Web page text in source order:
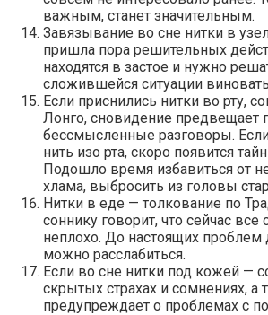
важным, станет значительным.
Завязывание во сне нитки в
пришла пора решительных
находятся в застое и нужно
сложившейся ситуации
Если приснились нитки во рту,
Лонго, сновидение предвещает
бессмысленные разговоры.
нить изо рта, скоро появится
Подошло время избавиться от
хлама, выбросить из головы
Нитки в еде — толкование по
соннику говорит, что сейчас все
неплохо. До настоящих проблем
можно расслабиться.
Если во сне нитки под кожей —
скрытых страхах и сомнениях, а
предупреждает о проблемах с